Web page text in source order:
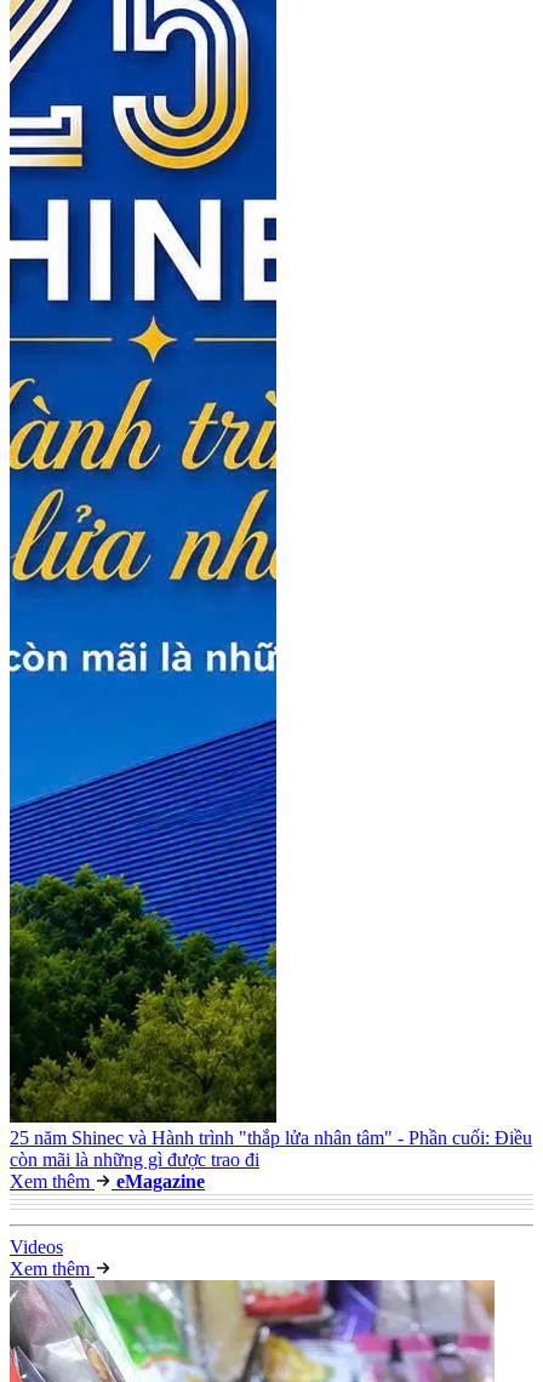
25 năm Shinec và Hành trình "thắp lửa nhân tâm" - Phần cuối: Điều
còn mãi là những gì được trao đi
Xem thêm
eMagazine
Videos
Xem thêm